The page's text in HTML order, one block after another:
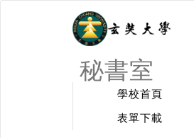
秘書室
學校首頁
表單下載